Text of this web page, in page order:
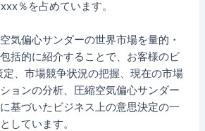
％を占めています。
気偏心サンダーの世界市場を量的・
括的に紹介することで、お客様のビ
、市場競争状況の把握、現在の市場
ョンの分析、圧縮空気偏心サンダー
基づいたビジネス上の意思決定の一
しています。